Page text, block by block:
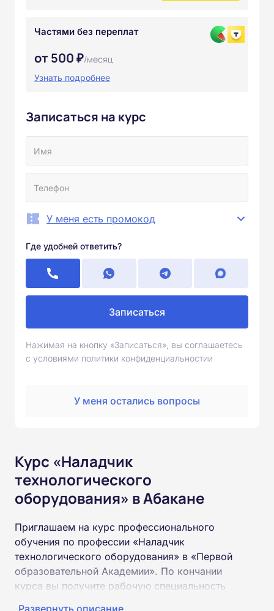
Частями без переплат
от 500 ₽/месяц
Узнать подробнее
Записаться на курс
У меня есть промокод
Где удобней ответить?
Записаться
Нажимая на кнопку «Записаться», вы соглашаетесь
с условиями политики конфиденциальностии
У меня остались вопросы
Курс «Наладчик
технологического
оборудования» в Абакане
Приглашаем на курс профессионального
обучения по профессии «Наладчик
технологического оборудования» в «Первой
образовательной Академии». По кончании
курса вы получите рабочую специальность
Развернуть описание